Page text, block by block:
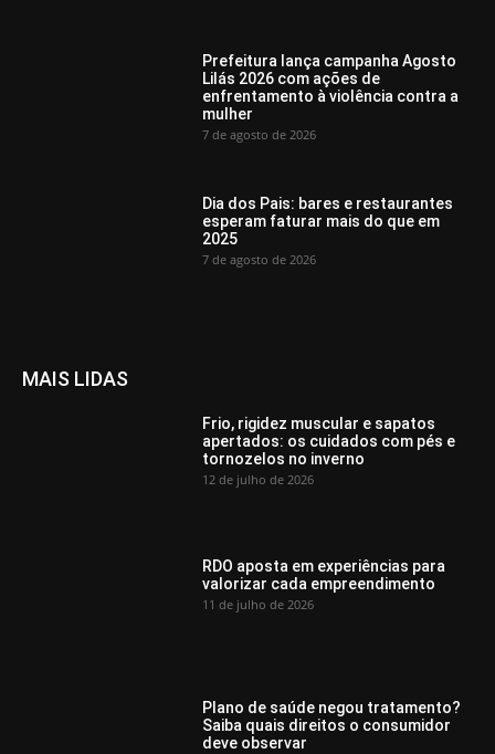
Prefeitura lança campanha Agosto
Lilás 2026 com ações de
enfrentamento à violência contra a
mulher
7 de agosto de 2026
Dia dos Pais: bares e restaurantes
esperam faturar mais do que em
2025
7 de agosto de 2026
MAIS LIDAS
Frio, rigidez muscular e sapatos
apertados: os cuidados com pés e
tornozelos no inverno
12 de julho de 2026
RDO aposta em experiências para
valorizar cada empreendimento
11 de julho de 2026
Plano de saúde negou tratamento?
Saiba quais direitos o consumidor
deve observar